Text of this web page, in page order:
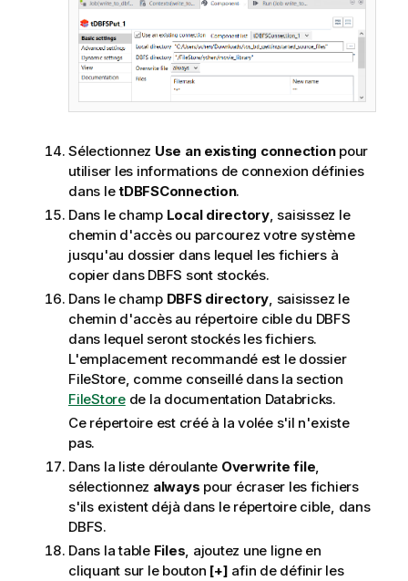
Sélectionnez Use an existing connectionpour
utiliser les informations de connexion définies
dans letDBFSConnection.
Dans le champ Local directory, saisissez le
chemin d'accès ou parcourez votre système
jusqu'au dossier dans lequel les fichiers à
copier dans DBFS sont stockés.
Dans le champ DBFS directory, saisissez le
chemin d'accès au répertoire cible du DBFS
dans lequel seront stockés les fichiers.
L'emplacement recommandé est le dossier
FileStore, comme conseillé dans la section
FileStorede la documentation Databricks.
Ce répertoire est créé à la volée s'il n'existe
pas.
Dans la liste déroulante Overwrite file,
sélectionnez always pour écraser les fichiers
s'ils existent déjà dans le répertoire cible, dans
DBFS.
Dans la table Files, ajoutez une ligne en
cliquant sur le bouton [+] afin de définir les